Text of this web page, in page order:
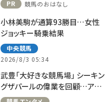
PR 競馬のおはなし
小林美駒が通算93勝目…女性
ジョッキー騎乗結果
中央競馬
2026/8/3 05:34
武豊「大好きな競馬場」 シーキン
グザパールの偉業を回顧…アス
コット、ドーヴィルへの思い語る